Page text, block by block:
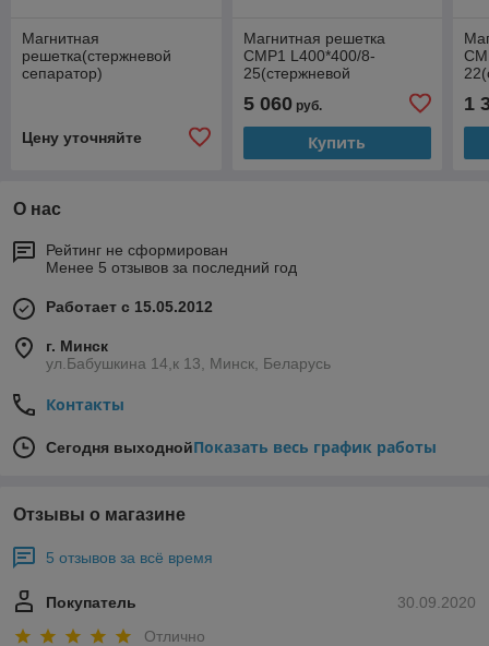
Магнитная
решетка(стержневой
сепаратор)
Цену уточняйте
Магнитная решетка
СМР1 L400*400/8-
25(стержневой
5 060руб.
Купить
1
О нас
Рейтинг не сформирован
Менее 5 отзывов за последний год
Работает с 15.05.2012
г. Минск
ул.Бабушкина 14,к 13, Минск, Беларусь
Контакты
Сегодня выходнойПоказать весь график работы
Отзывы о магазине
5 отзывов за всё время
30.09.2020
Покупатель
Отлично